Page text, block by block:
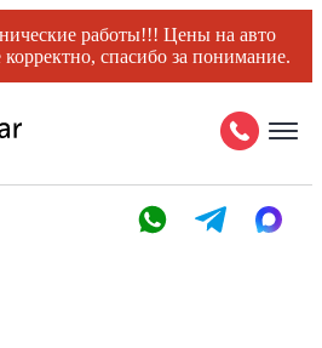
работы!!! Цены на авто
корректно, спасибо за понимание.